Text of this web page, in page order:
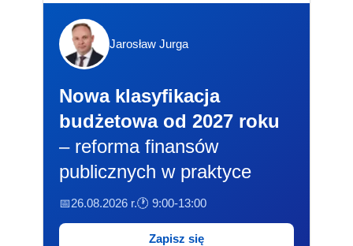
Jarosław Jurga
Nowa klasyfikacja
budżetowa od 2027 roku
– reforma finansów
publicznych w praktyce
📅26.08.2026 r.🕐 9:00-13:00
Zapisz się